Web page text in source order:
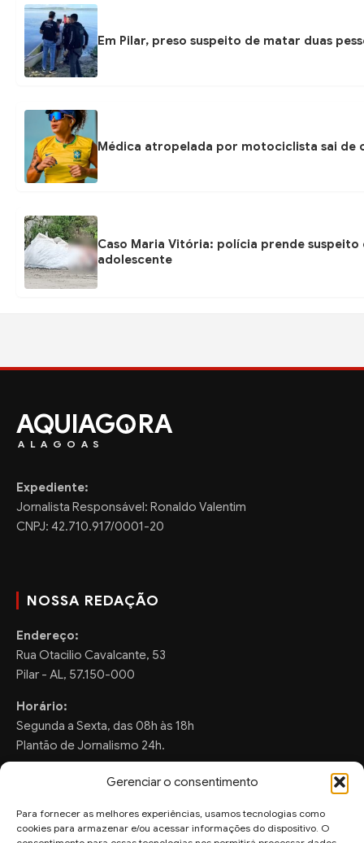
Gerenciar o consentimento
Para fornecer as melhores experiências, usamos tecnologias como
cookies para armazenar e/ou acessar informações do dispositivo. O
Em Pilar, preso suspeito de matar duas
Médica atropelada por motociclista sai de
Caso Maria Vitória: polícia prende
adolescente
AQUIAG RA
ALAGOAS
Expediente:
Jornalista Responsável: Ronaldo Valentim
CNPJ: 42.710.917/0001-20
NOSSA REDAÇÃO
Endereço:
Rua Otacilio Cavalcante, 53
Pilar - AL, 57.150-000
Horário:
Segunda a Sexta, das 08h às 18h
Plantão de Jornalismo 24h.
FALE CONOSCO